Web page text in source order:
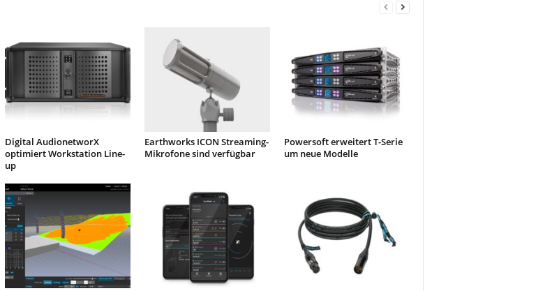
Digital AudionetworX
optimiert Workstation Line-
up
Earthworks ICON Streaming-
Mikrofone sind verfügbar
Powersoft erweitert T-Serie
um neue Modelle